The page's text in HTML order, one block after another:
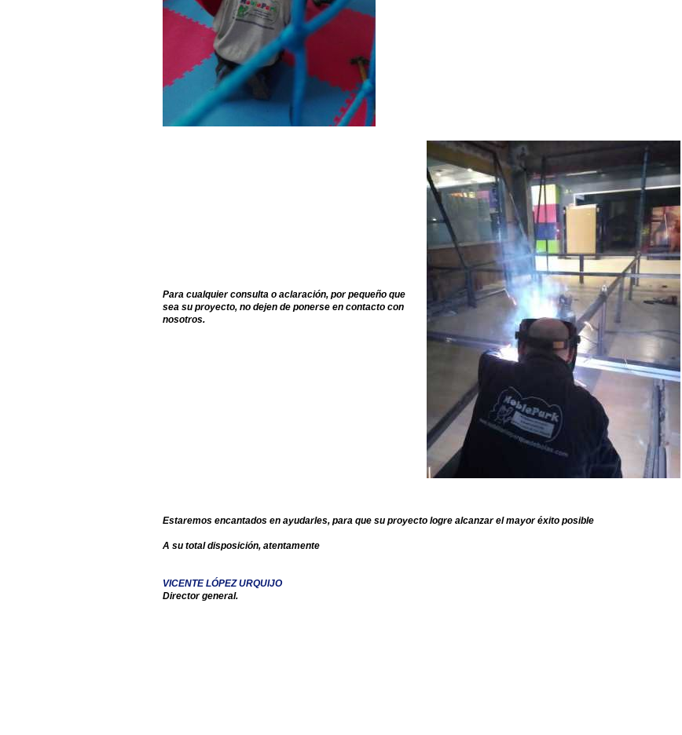
Para cualquier consulta o aclaración, por pequeño que
sea su proyecto, no dejen de ponerse en contacto con
nosotros.
Estaremos encantados en ayudarles, para que su proyecto logre alcanzar el mayor éxito posible
A su total disposición, atentamente
VICENTE LÓPEZ URQUIJO
Director general.